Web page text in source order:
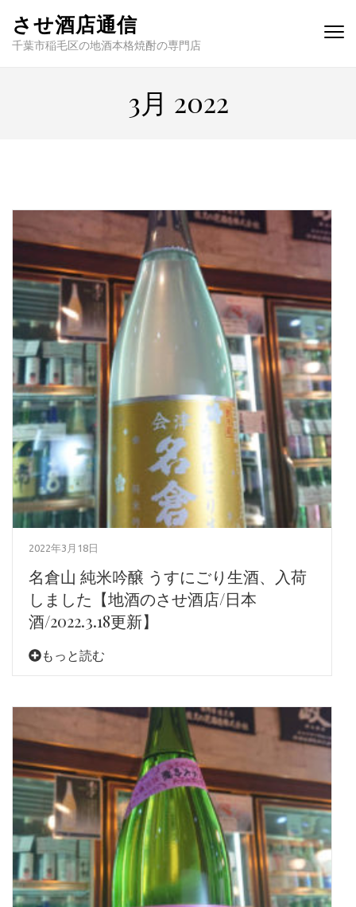
させ酒店通信
千葉市稲毛区の地酒本格焼酎の専門店
3月 2022
2022年3月18日
名倉山 純米吟醸 うすにごり生酒、入荷
しました【地酒のさせ酒店/日本
酒/2022.3.18更新】
もっと読む